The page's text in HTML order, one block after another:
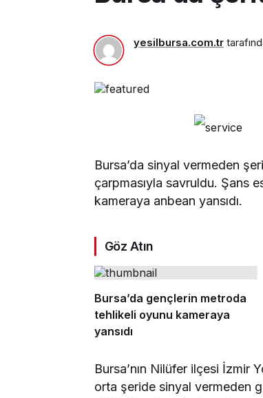
yesilbursa.com.tr
Bursa’da sinyal vermeden
çarpmasıyla savruldu. Şans
kameraya anbean yansıdı.
Göz Atın
Bursa’da gençlerin metroda
tehlikeli oyunu kameraya
yansıdı
Bursa’nın Nilüfer ilçesi
orta şeride sinyal vermeden